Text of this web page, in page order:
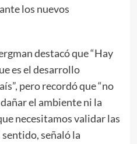
los nuevos
destacó que “Hay
es el desarrollo
pero recordó que “no
el ambiente ni la
necesitamos validar las
sentido, señaló la